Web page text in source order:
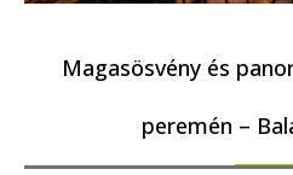
Magasösvény és
peremén –